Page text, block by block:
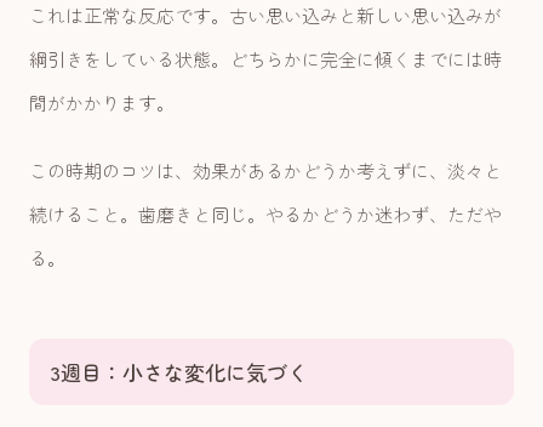
これは正常な反応です。古い思い込みと新しい思い込みが
綱引きをしている状態。どちらかに完全に傾くまでには時
間がかかります。
この時期のコツは、効果があるかどうか考えずに、淡々と
続けること。歯磨きと同じ。やるかどうか迷わず、ただや
る。
3週目：小さな変化に気づく